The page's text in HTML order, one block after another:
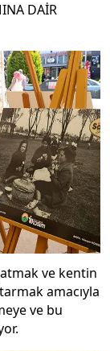
DAİR
ve kentin
amacıyla
ve bu